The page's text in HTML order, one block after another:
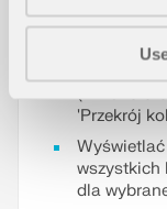
klas
'Przekrój
wszystkich
dla